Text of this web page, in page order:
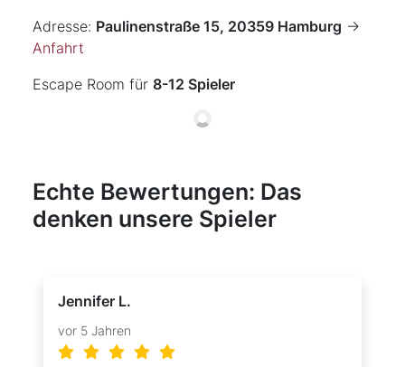
Adresse: Paulinenstraße 15, 20359 Hamburg ->
Anfahrt
Escape Room für 8-12 Spieler
Echte Bewertungen: Das
denken unsere Spieler
Jennifer L.
vor 5 Jahren